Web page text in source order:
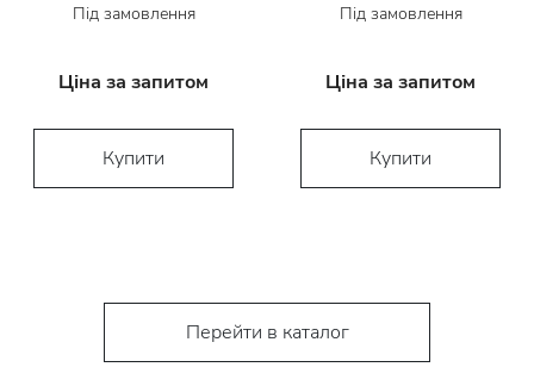
Під замовлення
Ціна за запитом
Купити
Під замовлення
Ціна за запитом
Купити
Перейти в каталог